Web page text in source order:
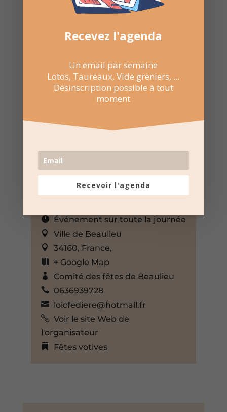
Événement sur toute la journée
Ville de Beaulieu
34160, France,
+ Google Map
Comité des fêtes de Beaulieu
0636939728
loicfediere@hotmail.fr
Voir le site Web de
l'organisateur
Fêtes votives
Recevez l'agenda
Un email par semaine
Lotos, Taureaux, Vide greniers, ...
Désinscription possible à tout
moment
Recevoir l'agenda